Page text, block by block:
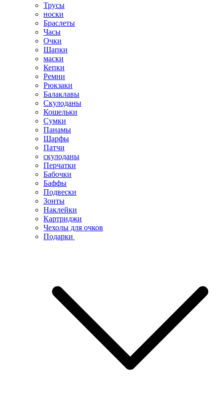
Трусы
носки
Браслеты
Часы
Очки
Шапки
маски
Кепки
Ремни
Рюкзаки
Балаклавы
Скулоданы
Кошельки
Сумки
Панамы
Шарфы
Патчи
скулоданы
Перчатки
Бабочки
Баффы
Подвески
Зонты
Наклейки
Картриджи
Чехолы для очков
Подарки